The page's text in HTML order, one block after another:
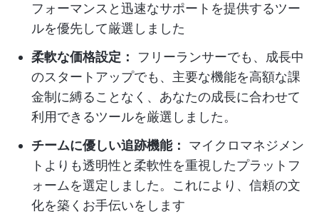
フォーマンスと迅速なサポートを提供するツー
ルを優先して厳選しました
柔軟な価格設定：
フリーランサーでも、成長中
のスタートアップでも、主要な機能を高額な課
金制に縛ることなく、あなたの成長に合わせて
利用できるツールを厳選しました。
チームに優しい追跡機能：
マイクロマネジメン
トよりも透明性と柔軟性を重視したプラットフ
ォームを選定しました。これにより、信頼の文
化を築くお手伝いをします